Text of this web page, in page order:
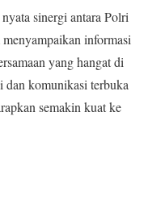
sinergi antara Polri
informasi
yang hangat di
dan komunikasi terbuka
semakin kuat ke